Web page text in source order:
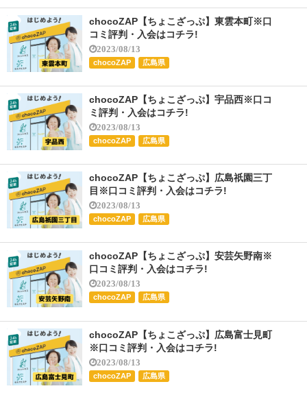
chocoZAP【ちょこざっぷ】東雲本町※口
コミ評判・入会はコチラ!
2023/08/13
chocoZAP 広島県
chocoZAP【ちょこざっぷ】宇品西※口コ
ミ評判・入会はコチラ!
2023/08/13
chocoZAP 広島県
chocoZAP【ちょこざっぷ】広島祇園三丁
目※口コミ評判・入会はコチラ!
2023/08/13
chocoZAP 広島県
chocoZAP【ちょこざっぷ】安芸矢野南※
口コミ評判・入会はコチラ!
2023/08/13
chocoZAP 広島県
chocoZAP【ちょこざっぷ】広島富士見町
※口コミ評判・入会はコチラ!
2023/08/13
chocoZAP 広島県